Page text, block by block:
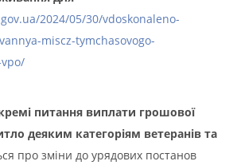
2024/05/30/vdoskonaleno-
miscz-tymchasovogo-
питання виплати грошової
деяким категоріям ветеранів та
про зміни до урядових постанов